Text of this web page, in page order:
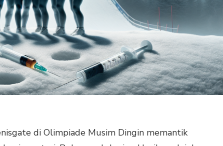
di Olimpiade Musim Dingin memantik